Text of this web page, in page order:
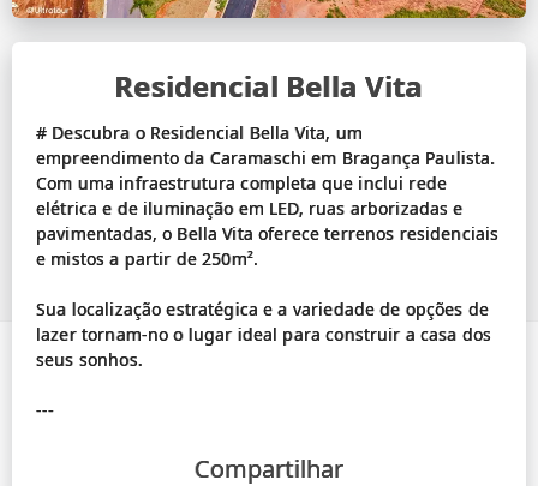
Residencial Bella Vita
# Descubra o Residencial Bella Vita, um
empreendimento da Caramaschi em Bragança Paulista.
Com uma infraestrutura completa que inclui rede
elétrica e de iluminação em LED, ruas arborizadas e
pavimentadas, o Bella Vita oferece terrenos residenciais
e mistos a partir de 250m².
Sua localização estratégica e a variedade de opções de
lazer tornam-no o lugar ideal para construir a casa dos
seus sonhos.
Compartilhar